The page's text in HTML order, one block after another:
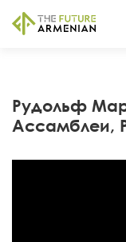
Рудольф
Ассамблеи,